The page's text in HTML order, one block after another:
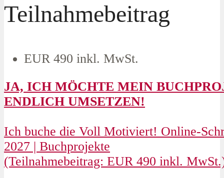
Teilnahmebeitrag
EUR 490 inkl. MwSt.
JA, ICH MÖCHTE MEIN
ENDLICH UMSETZEN!
Ich buche die Voll Motiviert! Online-
2027 | Buchprojekte
(Teilnahmebeitrag: EUR 490 inkl.